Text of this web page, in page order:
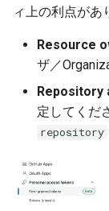
ィ上の利点があ
Resource
ザ／
Repository
定してくだ
repository